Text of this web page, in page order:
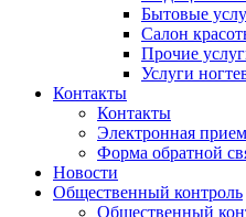
Бытовые
Салон
Прочие
Услуги
Контакты
Контакты
Электронная
Форма обратной
Новости
Общественный контроль
Общественный